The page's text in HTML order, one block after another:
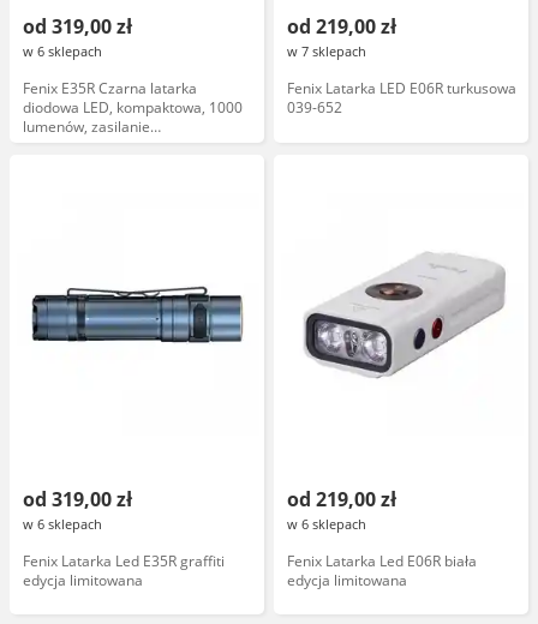
od 319,00 zł
w 6 sklepach
Fenix E35R Czarna latarka
diodowa LED, kompaktowa, 1000
lumenów, zasilanie
akumulatorowe, tryby jasności,
od 219,00 zł
w 7 sklepach
Fenix Latarka LED E06R turkusowa
039-652
od 319,00 zł
w 6 sklepach
Fenix Latarka Led E35R graffiti
edycja limitowana
od 219,00 zł
w 6 sklepach
Fenix Latarka Led E06R biała
edycja limitowana